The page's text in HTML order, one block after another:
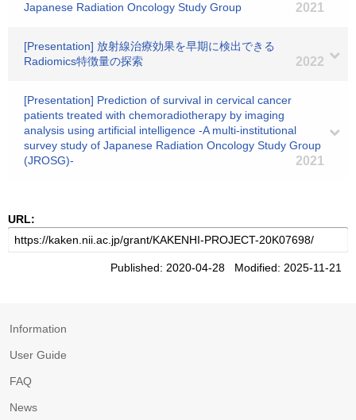
Japanese Radiation Oncology Study Group
2021
[Presentation] 放射線治療効果を早期に検出できる
Radiomics特徴量の探索
2022
[Presentation] Prediction of survival in cervical cancer
patients treated with chemoradiotherapy by imaging
analysis using artificial intelligence -A multi-institutional
survey study of Japanese Radiation Oncology Study Group
(JROSG)-
2021
URL:
Published: 2020-04-28 Modified: 2025-11-21
Information
User Guide
FAQ
News